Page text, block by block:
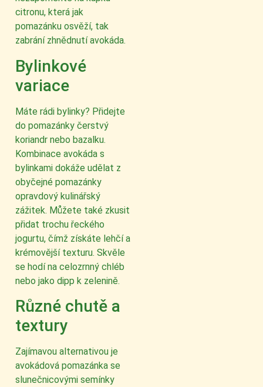
citronu, která jak
pomazánku osvěží, tak
zabrání zhnědnutí avokáda.
Bylinkové
variace
Máte rádi bylinky? Přidejte
do pomazánky čerstvý
koriandr nebo bazalku.
Kombinace avokáda s
bylinkami dokáže udělat z
obyčejné pomazánky
opravdový kulinářský
zážitek. Můžete také zkusit
přidat trochu řeckého
jogurtu, čímž získáte lehčí a
krémovější texturu. Skvěle
se hodí na celozrnný chléb
nebo jako dipp k zelenině.
Různé chutě a
textury
Zajímavou alternativou je
avokádová pomazánka se
slunečnicovými semínky